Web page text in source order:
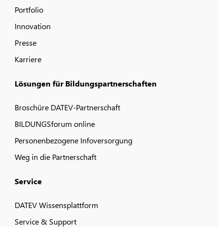
Portfolio
Innovation
Presse
Karriere
Lösungen für Bildungspartnerschaften
Broschüre DATEV-Partnerschaft
BILDUNGSforum online
Personenbezogene Infoversorgung
Weg in die Partnerschaft
Service
DATEV Wissensplattform
Service & Support